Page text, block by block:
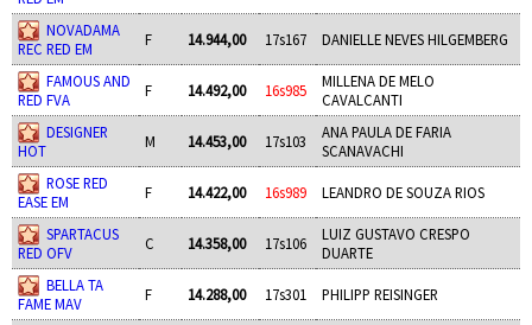
NOVADAMA
REC RED EM
F 14.944,00 17s167 DANIELLE NEVES HILGEMBERG
FAMOUS AND
RED FVA
F 14.492,00 16s985
MILLENA DE MELO
CAVALCANTI
DESIGNER
HOT
M 14.453,00 17s103
ANA PAULA DE FARIA
SCANAVACHI
ROSE RED
EASE EM
F 14.422,00 16s989 LEANDRO DE SOUZA RIOS
SPARTACUS
RED OFV
C 14.358,00 17s106
LUIZ GUSTAVO CRESPO
DUARTE
BELLA TA
FAME MAV
F 14.288,00 17s301 PHILIPP REISINGER